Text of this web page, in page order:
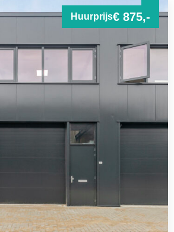
Huurprijs€ 875,-